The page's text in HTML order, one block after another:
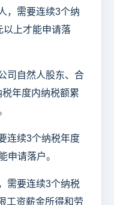
，需要连续3个纳
以上才能申请落
司自然人股东、合
年度内纳税额累
连续3个纳税年度
申请落户。
需要连续3个纳税
工资薪金所得和劳